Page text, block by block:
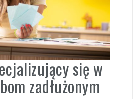
się w
zadłużonym